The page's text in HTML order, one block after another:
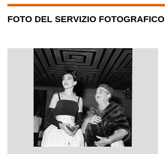
FOTO DEL SERVIZIO FOTOGRAFICO